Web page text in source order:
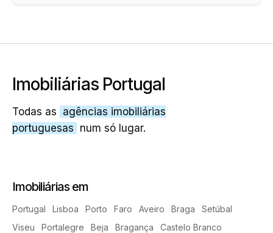
Imobiliárias Portugal
Todas as agências imobiliárias
portuguesas num só lugar.
Imobiliárias em
Portugal Lisboa Porto Faro Aveiro Braga
Setúbal
Viseu
Portalegre Beja Bragança
Castelo Branco